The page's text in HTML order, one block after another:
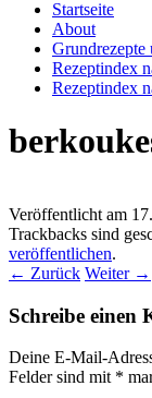
Startseite
About
Grundrezepte
Rezeptindex
Rezeptindex
Veröffentlicht am
Trackbacks sind
veröffentlichen.
← Zurück Weiter →
Schreibe einen
Deine E-Mail-
Felder sind mit *